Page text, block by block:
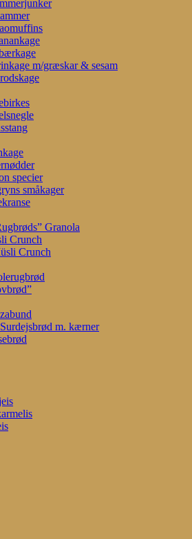
m/græskar & sesam
specier
småkager
Granola
Crunch
Crunch
m. kærner